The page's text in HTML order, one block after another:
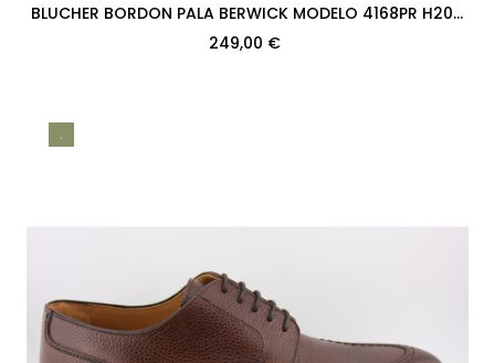
BLUCHER BORDON PALA BERWICK MODELO 4168PR H207
COUNTRY CALF 169...
249,00 €
.